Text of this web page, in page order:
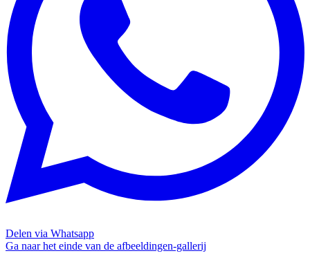
Delen via Whatsapp
Ga naar het einde van de afbeeldingen-gallerij